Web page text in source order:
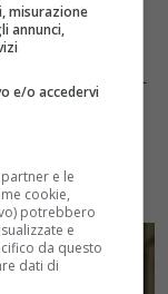
di
nel caso Totti-
euro della
misurazione
annunci,
e/o accedervi
e le
cookie,
potrebbero
e
da questo
dati di